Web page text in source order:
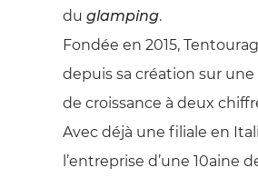
du glamping.
Fondée en 2015,
depuis sa création sur
de croissance à deux
Avec déjà une filiale en
l’entreprise d’une 10aine